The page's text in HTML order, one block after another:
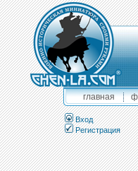
главная
Вход
Регистрация